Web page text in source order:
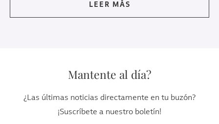
LEER MÁS
Mantente al día?
¿Las últimas noticias directamente en tu buzón?
¡Suscríbete a nuestro boletín!